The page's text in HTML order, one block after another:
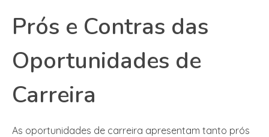
Prós e Contras das
Oportunidades de
Carreira
As oportunidades de carreira apresentam tanto prós